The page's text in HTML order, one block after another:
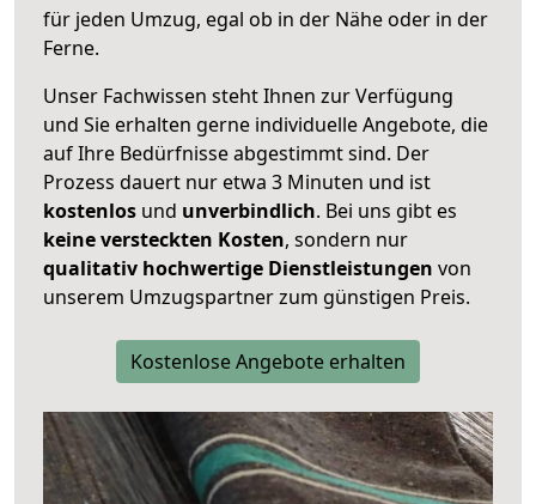
für jeden Umzug, egal ob in der Nähe oder in der
Ferne.
Unser Fachwissen steht Ihnen zur Verfügung
und Sie erhalten gerne individuelle Angebote, die
auf Ihre Bedürfnisse abgestimmt sind. Der
Prozess dauert nur etwa 3 Minuten und ist
kostenlos und unverbindlich. Bei uns gibt es
keine versteckten Kosten, sondern nur
qualitativ hochwertige Dienstleistungen von
unserem Umzugspartner zum günstigen Preis.
Kostenlose Angebote erhalten